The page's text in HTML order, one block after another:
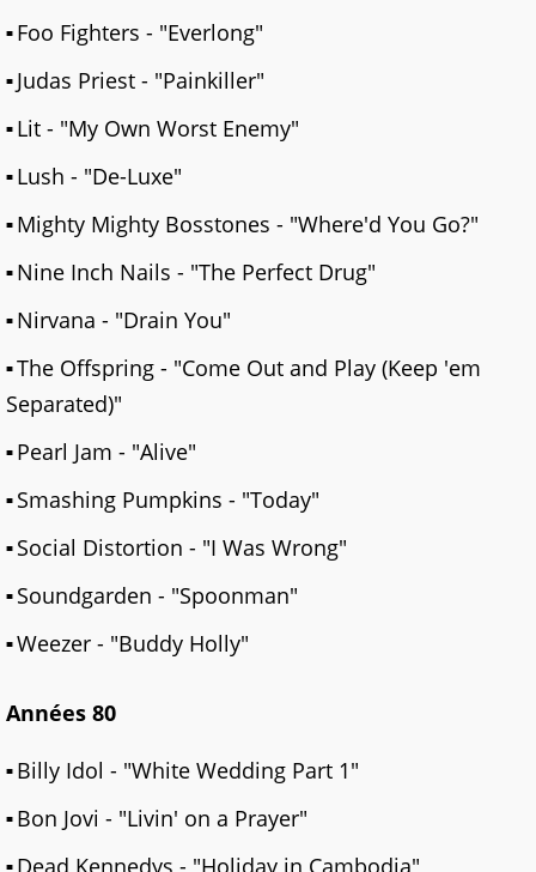
Foo Fighters - "Everlong"
Judas Priest - "Painkiller"
Lit - "My Own Worst Enemy"
Lush - "De-Luxe"
Mighty Mighty Bosstones - "Where'd You Go?"
Nine Inch Nails - "The Perfect Drug"
Nirvana - "Drain You"
The Offspring - "Come Out and Play (Keep 'em
Separated)"
Pearl Jam - "Alive"
Smashing Pumpkins - "Today"
Social Distortion - "I Was Wrong"
Soundgarden - "Spoonman"
Weezer - "Buddy Holly"
Années 80
Billy Idol - "White Wedding Part 1"
Bon Jovi - "Livin' on a Prayer"
Dead Kennedys - "Holiday in Cambodia"